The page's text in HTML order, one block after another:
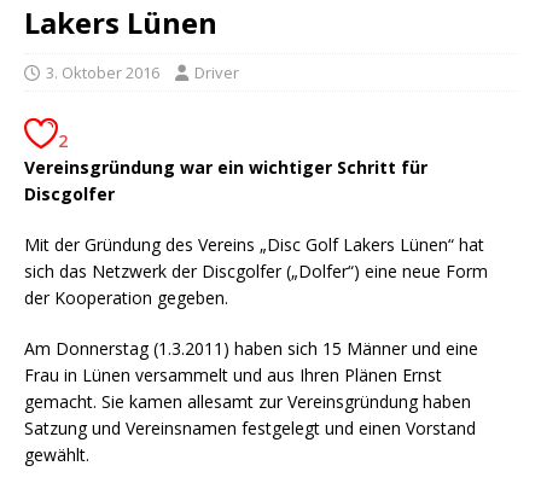
Lakers Lünen
3. Oktober 2016 Driver
2
Vereinsgründung war ein wichtiger Schritt für
Discgolfer
Mit der Gründung des Vereins „Disc Golf Lakers Lünen“ hat
sich das Netzwerk der Discgolfer („Dolfer“) eine neue Form
der Kooperation gegeben.
Am Donnerstag (1.3.2011) haben sich 15 Männer und eine
Frau in Lünen versammelt und aus Ihren Plänen Ernst
gemacht. Sie kamen allesamt zur Vereinsgründung haben
Satzung und Vereinsnamen festgelegt und einen Vorstand
gewählt.